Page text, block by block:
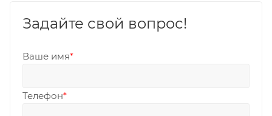
Задайте свой вопрос!
Ваше имя*
Телефон*